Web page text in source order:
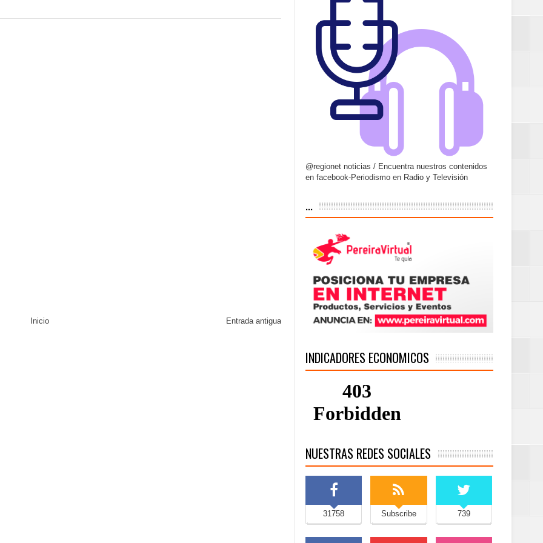
Entrada antigua
Inicio
@regionet noticias / Encuentra nuestros contenidos
en facebook-Periodismo en Radio y Televisión
...
INDICADORES ECONOMICOS
NUESTRAS REDES SOCIALES
31758 Subscribe 739